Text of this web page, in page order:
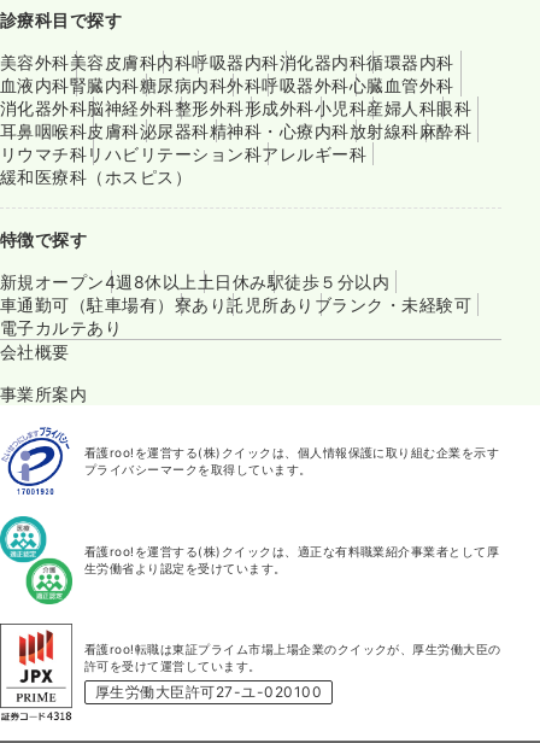
診療科目で探す
美容外科美容皮膚科内科呼吸器内科消化器内科循環器内科
血液内科腎臓内科糖尿病内科外科呼吸器外科心臓血管外科
消化器外科脳神経外科整形外科形成外科小児科産婦人科眼科
耳鼻咽喉科皮膚科泌尿器科精神科・心療内科放射線科麻酔科
リウマチ科リハビリテーション科アレルギー科
緩和医療科（ホスピス）
特徴で探す
新規オープン4週8休以上 土日休み駅徒歩５分以内
車通勤可（駐車場有） 寮あり託児所あり ブランク・未経験可
電子カルテあり
会社概要
事業所案内
看護roo!を運営する(株)クイックは、個人情報保護に取り組む企業を示す
プライバシーマークを取得しています。
看護roo!を運営する(株)クイックは、適正な有料職業紹介事業者として厚
生労働省より認定を受けています。
看護roo!転職は東証プライム市場上場企業のクイックが、厚生労働大臣の
許可を受けて運営しています。
厚生労働大臣許可27-ユ-020100